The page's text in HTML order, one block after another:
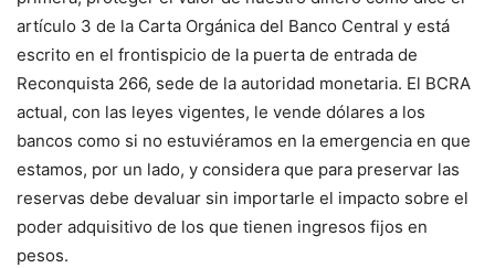
artículo 3 de la Carta Orgánica del Banco Central y está
escrito en el frontispicio de la puerta de entrada de
Reconquista 266, sede de la autoridad monetaria. El BCRA
actual, con las leyes vigentes, le vende dólares a los
bancos como si no estuviéramos en la emergencia en que
estamos, por un lado, y considera que para preservar las
reservas debe devaluar sin importarle el impacto sobre el
poder adquisitivo de los que tienen ingresos fijos en
pesos.